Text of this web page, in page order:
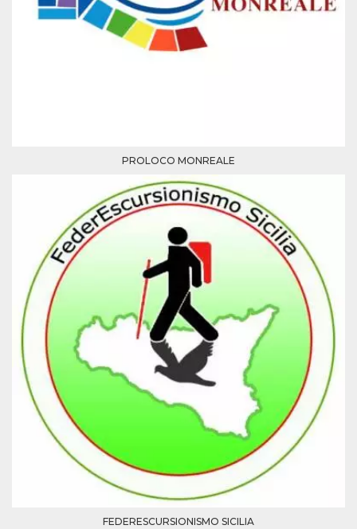
PROLOCO MONREALE
FEDERESCURSIONISMO SICILIA